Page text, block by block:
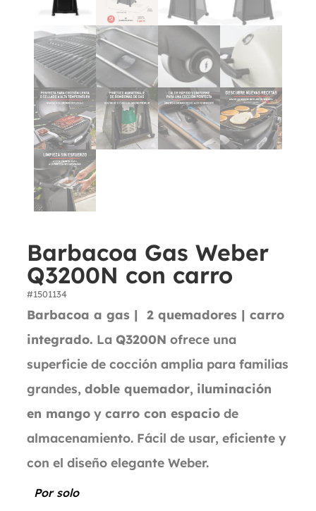
Barbacoa Gas Weber
Q3200N con carro
#1501134
Barbacoa a gas | 2 quemadores | carro
integrado. La Q3200N ofrece una
superficie de cocción amplia para familias
grandes, doble quemador, iluminación
en mango y carro con espacio de
almacenamiento. Fácil de usar, eficiente y
con el diseño elegante Weber.
Por solo